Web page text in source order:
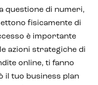
questione di numeri,
fisicamente di
è importante
azioni strategiche di
online, ti fanno
il tuo business plan